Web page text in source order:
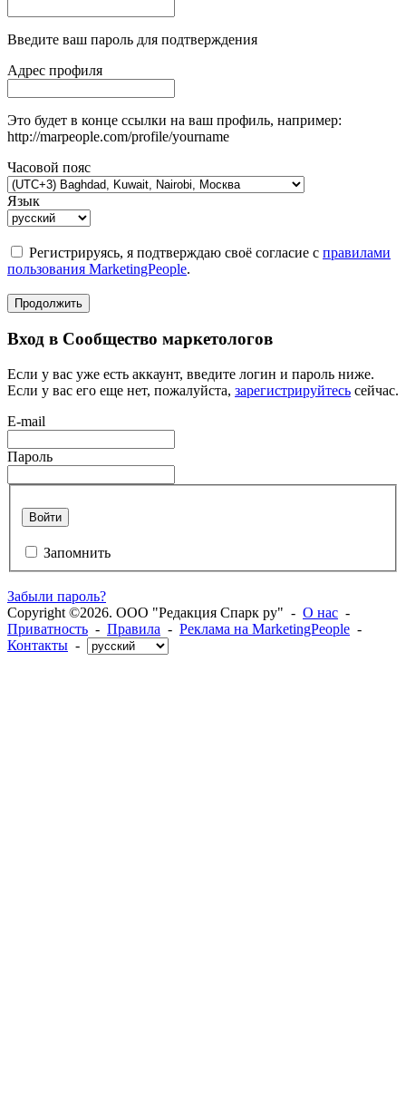
Введите ваш пароль для подтверждения
Адрес профиля
Это будет в конце ссылки на ваш профиль, например:
http://marpeople.com/profile/yourname
Часовой пояс
Язык
Регистрируясь, я подтверждаю своё согласие с правилами
пользования MarketingPeople.
Продолжить
Вход в Сообщество маркетологов
Если у вас уже есть аккаунт, введите логин и пароль ниже.
Если у вас его еще нет, пожалуйста, зарегистрируйтесь сейчас.
E-mail
Пароль
Войти
Запомнить
Забыли пароль?
Copyright ©2026. ООО "Редакция Спарк ру" - О нас -
Приватность - Правила - Реклама на MarketingPeople -
Контакты -